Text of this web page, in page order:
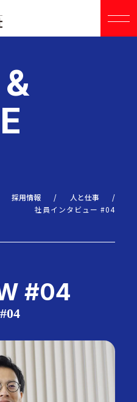
東京支社長
2課
採用情報
人と仕事
社員インタビュー #04
#04